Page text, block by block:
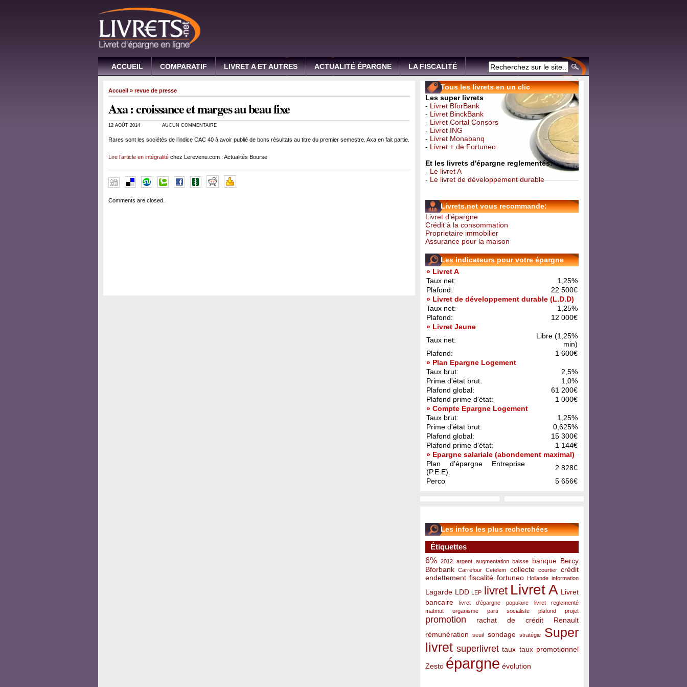
ACCUEIL COMPARATIF LIVRET A ET AUTRES ACTUALITÉ ÉPARGNE LA FISCALITÉ
Accueil » revue de presse
Axa : croissance et marges au beau fixe
12 AOÛT 2014 AUCUN COMMENTAIRE
Rares sont les sociétés de l’indice CAC 40 à avoir publié de bons résultats au titre du premier semestre. Axa en fait partie.
Lire l’article en intégralité chez Lerevenu.com : Actualités Bourse
Comments are closed.
Tous les livrets en un clic
Les super livrets
- Livret BforBank
- Livret BinckBank
- Livret Cortal Consors
- Livret ING
- Livret Monabanq
- Livret + de Fortuneo
Et les livrets d'épargne reglementés:
- Le livret A
- Le livret de développement durable
Livrets.net vous recommande:
Livret d'épargne
Crédit à la consommation
Proprietaire immobilier
Assurance pour la maison
Les indicateurs pour votre épargne
» Livret A
Taux net:
1,25%
Plafond:
22 500€
» Livret de développement durable (L.D.D)
Taux net:
1,25%
Plafond:
12 000€
» Livret Jeune
Taux net:
Libre (1,25%
min)
Plafond:
1 600€
» Plan Epargne Logement
Taux brut:
2,5%
Prime d'état brut:
1,0%
Plafond global:
61 200€
Plafond prime d'état:
1 000€
» Compte Epargne Logement
Taux brut:
1,25%
Prime d'état brut:
0,625%
Plafond global:
15 300€
Plafond prime d'état:
1 144€
» Epargne salariale (abondement maximal)
Plan d'épargne Entreprise
(P.E.E):
2 828€
Perco
5 656€
Les infos les plus recherchées
Étiquettes
6% 2012 argent augmentation baisse banque Bercy
Bforbank
Carrefour Cetelem collecte courtier
crédit
endettement fiscalité fortuneo Hollande information
Lagarde LDD LEP livret Livret A Livret
bancaire
livret d'épargne populaire
livret reglementé
matmut
organisme parti socialiste plafond projet
promotion rachat de crédit
Renault
rémunération
seuil sondage stratégie
Super
livret superlivret taux taux promotionnel
Zesto épargne évolution